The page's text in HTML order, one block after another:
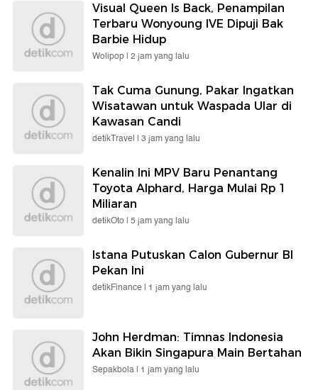
Visual Queen Is Back, Penampilan
Terbaru Wonyoung IVE Dipuji Bak
Barbie Hidup
Wolipop | 2 jam yang lalu
Tak Cuma Gunung, Pakar Ingatkan
Wisatawan untuk Waspada Ular di
Kawasan Candi
detikTravel | 3 jam yang lalu
Kenalin Ini MPV Baru Penantang
Toyota Alphard, Harga Mulai Rp 1
Miliaran
detikOto | 5 jam yang lalu
Istana Putuskan Calon Gubernur BI
Pekan Ini
detikFinance | 1 jam yang lalu
John Herdman: Timnas Indonesia
Akan Bikin Singapura Main Bertahan
Sepakbola | 1 jam yang lalu